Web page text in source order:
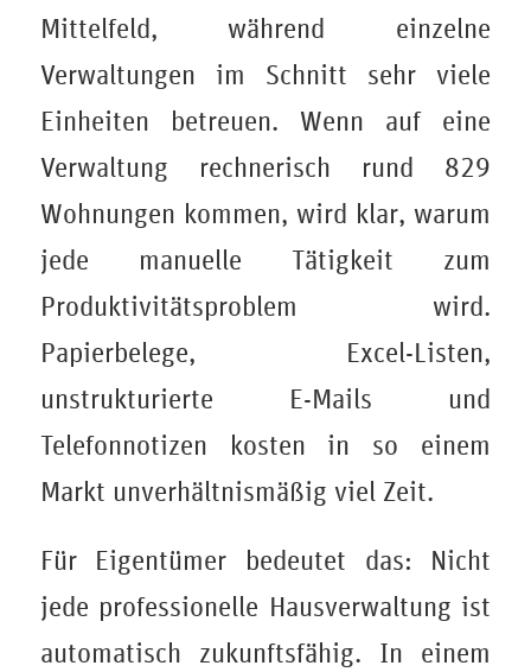
Mittelfeld, während einzelne
Verwaltungen im Schnitt sehr viele
Einheiten betreuen. Wenn auf eine
Verwaltung rechnerisch rund 829
Wohnungen kommen, wird klar, warum
jede manuelle Tätigkeit zum
Produktivitätsproblem wird.
Papierbelege, Excel-Listen,
unstrukturierte E-Mails und
Telefonnotizen kosten in so einem
Markt unverhältnismäßig viel Zeit.
Für Eigentümer bedeutet das: Nicht
jede professionelle Hausverwaltung ist
automatisch zukunftsfähig. In einem